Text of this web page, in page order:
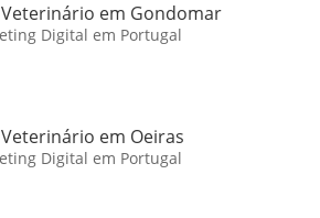
em Gondomar
Digital em Portugal
em Oeiras
Digital em Portugal